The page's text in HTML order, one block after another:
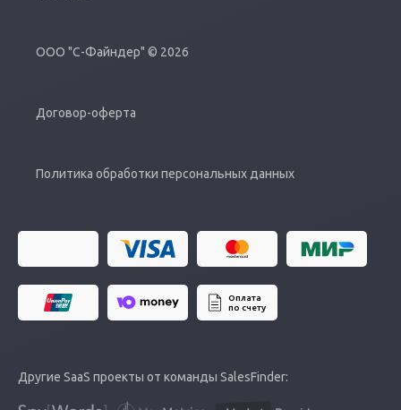
ООО "С-Файндер" © 2026
Договор-оферта
Политика обработки персональных данных
Оплата
по счету
Другие SaaS проекты от команды SalesFinder: